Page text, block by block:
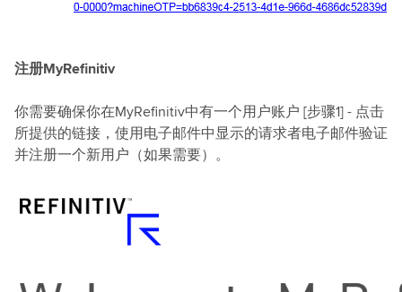
注册MyRefinitiv
你需要确保你在MyRefinitiv中有一个用户账户 [步骤1] - 点击
所提供的链接，使用电子邮件中显示的请求者电子邮件验证
并注册一个新用户（如果需要）。